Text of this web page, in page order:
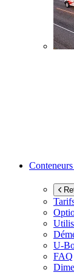
Conteneurs
U-
FAQ